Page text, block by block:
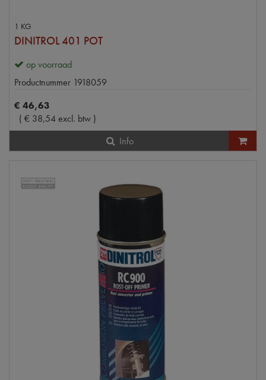
1 KG
DINITROL 401 POT
op voorraad
Productnummer 1918059
€ 46,63
( € 38,54excl. btw )
Info